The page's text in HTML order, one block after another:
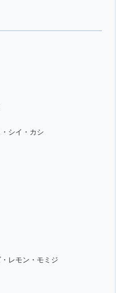
シイ・カシ
レモン・モミジ